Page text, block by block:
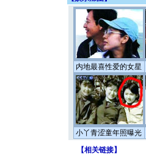
内地最喜性爱的女星
小丫青涩童年照曝光
【相关链接】